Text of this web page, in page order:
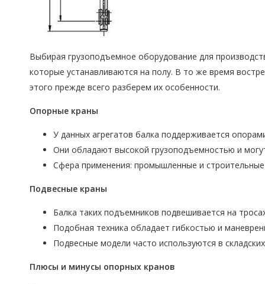
Выбирая грузоподъемное оборудование для
которые устанавливаются на полу. В то же время
этого прежде всего разберем их особенности.
Опорные краны
У данных агрегатов балка поддерживается
Они обладают высокой грузоподъемностью и
Сфера применения: промышленные и
Подвесные краны
Балка таких подъемников подвешивается на
Подобная техника обладает гибкостью и
Подвесные модели часто используются в
Плюсы и минусы опорных кранов